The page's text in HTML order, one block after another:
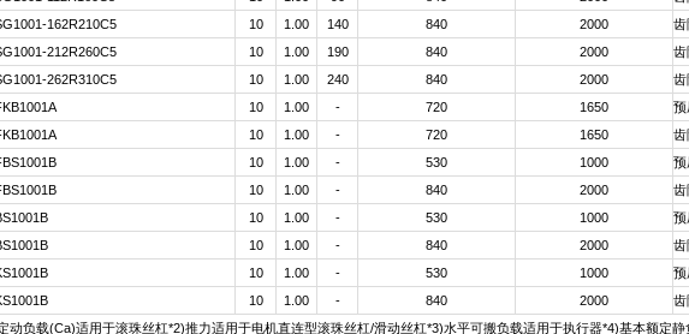
动负载(Ca)适用于滚珠丝杠*2)推力适用于电机直连型滚珠丝杠/滑动丝杠*3)水平可搬负载适用于执行器*4)基本额定
162R210C5 10 1.00 140 840 2000 齿
212R260C5 10 1.00 190 840 2000 齿
262R310C5 10 1.00 240 840 2000 齿
10 1.00 - 720 1650 预
10 1.00 - 720 1650 齿
10 1.00 - 530 1000 预
10 1.00 - 840 2000 齿
10 1.00 - 530 1000 预
10 1.00 - 840 2000 齿
10 1.00 - 530 1000 预
10 1.00 - 840 2000 齿